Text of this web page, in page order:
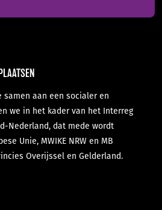
aan een socialer en
we in het kader van het Interreg
Nederland, dat mede wordt
Unie, MWIKE NRW en MB
Overijssel en Gelderland.